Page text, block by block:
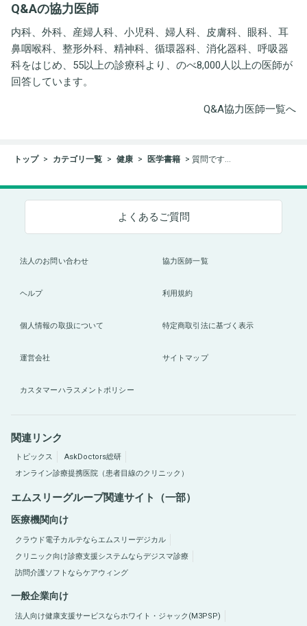
Q&Aの協力医師
内科、外科、産婦人科、小児科、婦人科、皮膚科、眼科、耳
鼻咽喉科、整形外科、精神科、循環器科、消化器科、呼吸器
科をはじめ、55以上の診療科より、のべ8,000人以上の医師が
回答しています。
Q&A協力医師一覧へ
トップ カテゴリ一覧 健康 医学書籍 質問です…
よくあるご質問
法人のお問い合わせ 協力医師一覧
ヘルプ 利用規約
個人情報の取扱について 特定商取引法に基づく表示
運営会社 サイトマップ
カスタマーハラスメントポリシー
関連リンク
トピックス
AskDoctors総研
オンライン診療提携医院（患者目線のクリニック）
エムスリーグループ関連サイト（一部）
医療機関向け
クラウド電子カルテならエムスリーデジカル
クリニック向け診療支援システムならデジスマ診療
訪問介護ソフトならケアウィング
一般企業向け
法人向け健康支援サービスならホワイト・ジャック(M3PSP)